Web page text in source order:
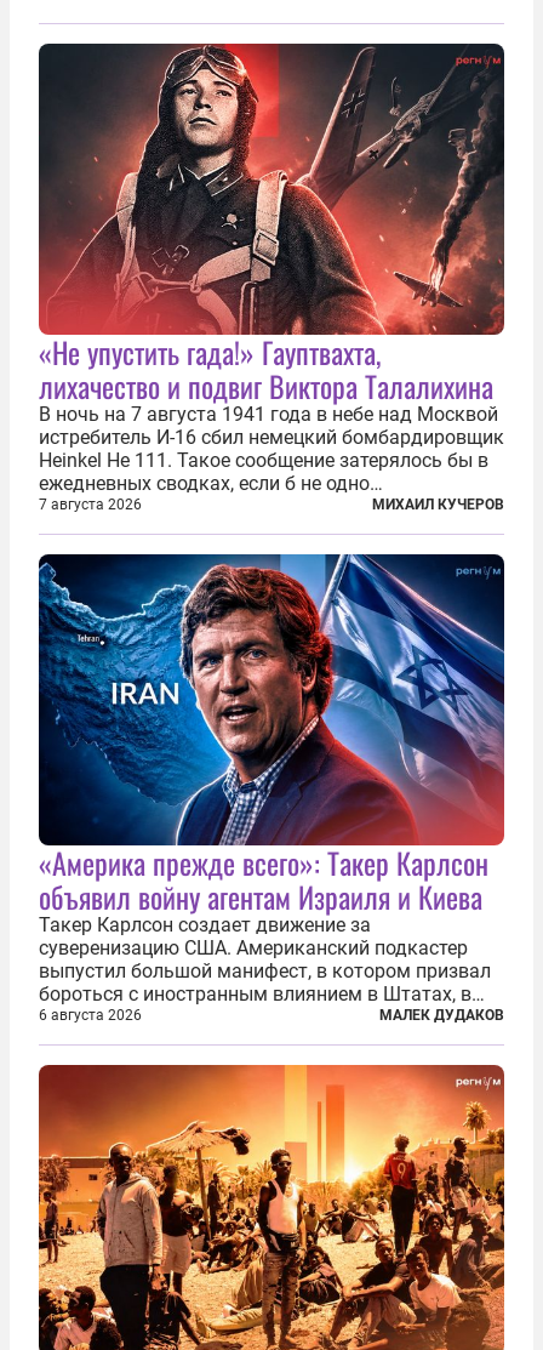
«Не упустить гада!» Гауптвахта,
лихачество и подвиг Виктора Талалихина
В ночь на 7 августа 1941 года в небе над Москвой
истребитель И-16 сбил немецкий бомбардировщик
Heinkel He 111. Такое сообщение затерялось бы в
ежедневных сводках, если б не одно
обстоятельство. Это был один из первых в
истории отечественной авиации ночных таранов.
У пилота — младшего лейтенанта...
7 августа 2026 МИХАИЛ КУЧЕРОВ
«Америка прежде всего»: Такер Карлсон
объявил войну агентам Израиля и Киева
Такер Карлсон создает движение за
суверенизацию США. Американский подкастер
выпустил большой манифест, в котором призвал
бороться с иностранным влиянием в Штатах, в
первую очередь имея в виду Израиль. А также
прекратить заморские войны, выплатить
репарации Ирану, остановить прием мигрантов...
6 августа 2026 МАЛЕК ДУДАКОВ